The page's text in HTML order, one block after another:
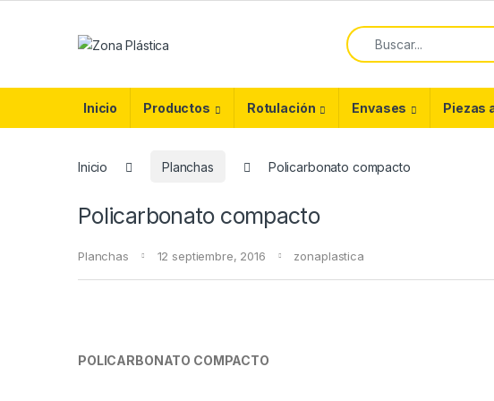
Search for:
Inicio Productos Rotulación Envases Piezas
Inicio Planchas Policarbonato compacto
Policarbonato compacto
Planchas 12 septiembre, 2016 zonaplastica
POLICARBONATO COMPACTO